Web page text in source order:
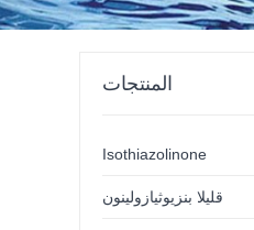
المنتجات
Isothiazolinone
قليلا بنزيوثيازولينون